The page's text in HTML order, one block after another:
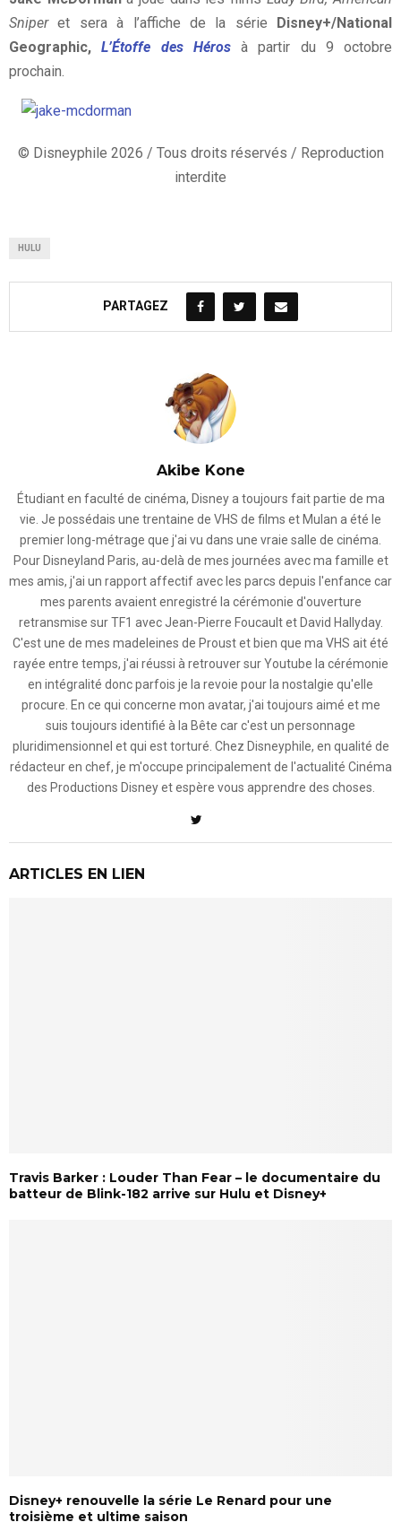
Sniperet sera à l’affiche de la série Disney+/National
Geographic,L’Étoffe des Héros à partir du 9 octobre
prochain.
© Disneyphile 2026 / Tous droits réservés / Reproduction
interdite
HULU
PARTAGEZ
Akibe Kone
Étudiant en faculté de cinéma, Disney a toujours fait partie de ma
vie. Je possédais une trentaine de VHS de films et Mulan a été le
premier long-métrage que j'ai vu dans une vraie salle de cinéma.
Pour Disneyland Paris, au-delà de mes journées avec ma famille et
mes amis, j'ai un rapport affectif avec les parcs depuis l'enfance car
mes parents avaient enregistré la cérémonie d'ouverture
retransmise sur TF1 avec Jean-Pierre Foucault et David Hallyday.
C'est une de mes madeleines de Proust et bien que ma VHS ait été
rayée entre temps, j'ai réussi à retrouver sur Youtube la cérémonie
en intégralité donc parfois je la revoie pour la nostalgie qu'elle
procure. En ce qui concerne mon avatar, j'ai toujours aimé et me
suis toujours identifié à la Bête car c'est un personnage
pluridimensionnel et qui est torturé. Chez Disneyphile, en qualité de
rédacteur en chef, je m'occupe principalement de l'actualité Cinéma
des Productions Disney et espère vous apprendre des choses.
ARTICLES EN LIEN
Travis Barker : Louder Than Fear – le documentaire du
batteur de Blink-182 arrive sur Hulu et Disney+
Disney+ renouvelle la série Le Renard pour une
troisième et ultime saison